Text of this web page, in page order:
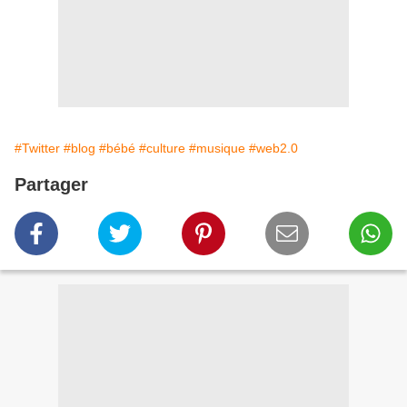
#Twitter #blog #bébé #culture #musique #web2.0
Partager